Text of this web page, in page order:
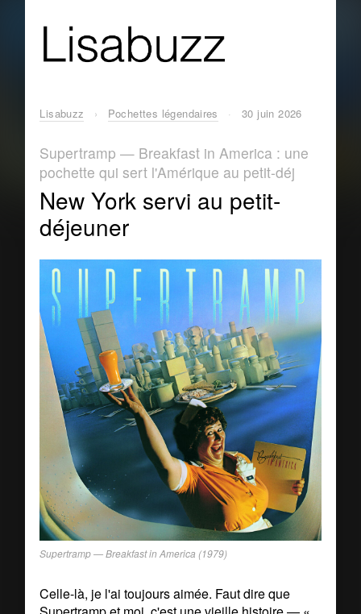
Lisabuzz › Pochettes légendaires · 30 juin 2026
Supertramp — Breakfast in America : une
pochette qui sert l'Amérique au petit-déj
New York servi au petit-
déjeuner
Supertramp —Breakfast in America (1979)
Celle-là, je l'ai toujours aimée. Faut dire que